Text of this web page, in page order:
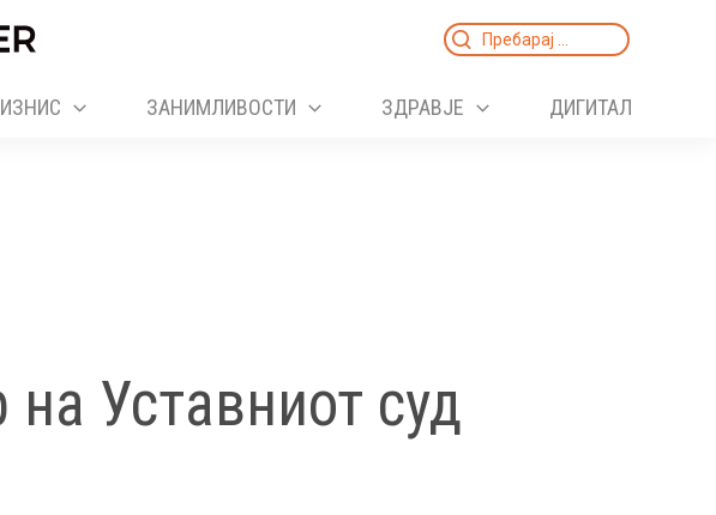
Search
ЗАНИМЛИВОСТИ ЗДРАВЈЕ ДИГИТАЛ
Уставниот суд